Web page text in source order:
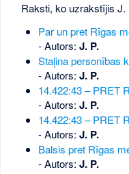
Raksti, ko uzrakstījis J.
Par un pret Rīgas
- Autors: J. P.
Staļina personības
- Autors: J. P.
14.422:43 – PRET
- Autors: J. P.
14.422:43 – PRET
- Autors: J. P.
Balsis pret Rīgas
- Autors: J. P.